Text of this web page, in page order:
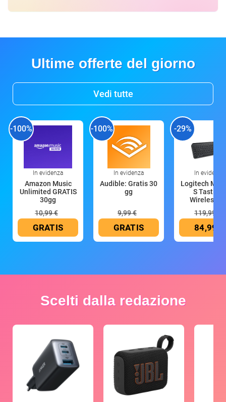
Ultime offerte del giorno
Vedi tutte
-100%
In evidenza
Amazon Music
Unlimited GRATIS
30gg
10,99 €
GRATIS
-100%
In evidenza
Audible: Gratis 30
gg
9,99 €
GRATIS
-29%
In evidenza
Logitech MX
S Tastiera
Wireless
119,99 €
84,99 €
Scelti dalla redazione